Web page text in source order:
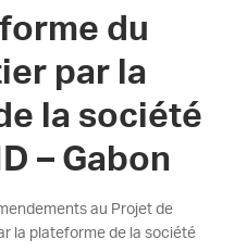
du
par la
la société
– Gabon
au Projet de
la plateforme de la société